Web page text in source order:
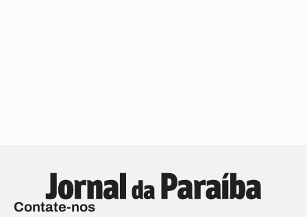
Contate-nos